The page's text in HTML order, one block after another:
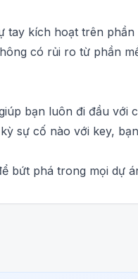
kích hoạt trên phần
có rủi ro từ phần
bạn luôn đi đầu với
sự cố nào với key,
bứt phá trong mọi dự